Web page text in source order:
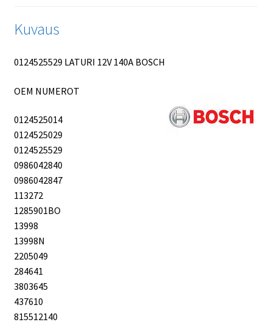
Kuvaus
0124525529 LATURI 12V 140A BOSCH
OEM NUMEROT
0124525014
0124525029
0124525529
0986042840
0986042847
113272
1285901BO
13998
13998N
2205049
284641
3803645
437610
815512140